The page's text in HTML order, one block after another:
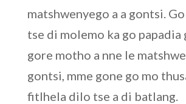
matshwenyego a a gontsi.
tse di molemo ka go papadia
gore motho a nne le
gontsi, mme gone go mo
fitlhela dilo tse a di batlang.